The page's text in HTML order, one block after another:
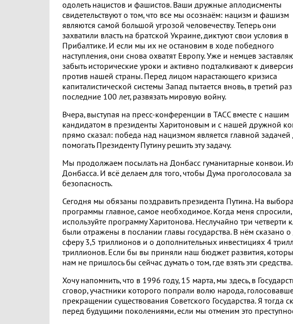
одолеть нацистов и фашистов. Ваши дружные аплодисменты
свидетельствуют о том, что все мы осознаём: нацизм и фашизм
являются самой большой угрозой человечеству. Теперь они
захватили власть на братской Украине, диктуют свои условия в
Прибалтике. И если мы их не остановим в ходе победного
наступления, они снова охватят Европу. Уже и немцев
забыть исторические уроки и активно подталкивают к
против нашей страны. Перед лицом нарастающего кризиса
капиталистической системы Запад пытается вновь, в третий раз
последние 100 лет, развязать мировую войну.
Вчера, выступая на пресс-конференции в ТАСС вместе с нашим
кандидатом в президенты Харитоновым и с нашей дружной
прямо сказал: победа над нацизмом является главной
помогать Президенту Путину решить эту задачу.
Мы продолжаем посылать на Донбасс гуманитарные конвои.
Донбасса. И всё делаем для того, чтобы Дума проголосовала
безопасность.
Сегодня мы обязаны поздравить президента Путина. На
программы главное, самое необходимое. Когда меня
используйте программу Харитонова. Неслучайно три
были отражены в послании главы государства. В нём сказано
сферу 3,5 триллионов и о дополнительных инвестициях 4
триллионов. Если бы вы приняли наш бюджет развития,
нам не пришлось бы сейчас думать о том, где взять эти
Хочу напомнить, что в 1996 году, 15 марта, мы здесь, в
сговор, участники которого попрали волю народа,
прекращении существования Советского Государства. Я тогда
перед будущими поколениями, если мы отменим это